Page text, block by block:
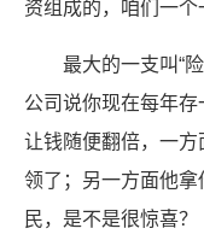
资组成的，咱们一个
最大的一支叫“
公司说你现在每年
让钱随便翻倍，一方
领了；另一方面他
民，是不是很惊喜？